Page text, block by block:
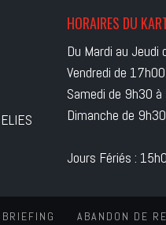
HORAIRES DU
Du Mardi au
Vendredi de
Samedi de 9h30
Dimanche de
Jours Fériés :
BRIEFING ABANDON DE